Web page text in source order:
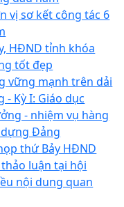
vị sơ kết công tác 6
HĐND tỉnh khóa
tốt đẹp
vững mạnh trên dải
Kỳ I: Giáo dục
- nhiệm vụ hàng
Đảng
thứ Bảy HĐND
luận tại hội
nội dung quan